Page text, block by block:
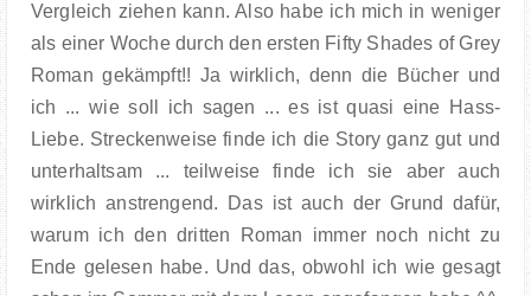
Vergleich ziehen kann. Also habe ich mich in weniger
als einer Woche durch den ersten Fifty Shades of Grey
Roman gekämpft!! Ja wirklich, denn die Bücher und
ich ... wie soll ich sagen ... es ist quasi eine Hass-
Liebe. Streckenweise finde ich die Story ganz gut und
unterhaltsam ... teilweise finde ich sie aber auch
wirklich anstrengend. Das ist auch der Grund dafür,
warum ich den dritten Roman immer noch nicht zu
Ende gelesen habe. Und das, obwohl ich wie gesagt